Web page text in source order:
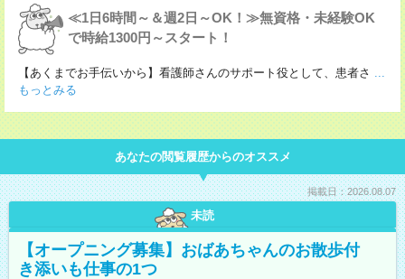
≪1日6時間～＆週2日～OK！≫無資格・未経験OK
で時給1300円～スタート！
【あくまでお手伝いから】看護師さんのサポート役として、患者さ ...
もっとみる
あなたの閲覧履歴からのオススメ
掲載日：2026.08.07
未読
【オープニング募集】おばあちゃんのお散歩付
き添いも仕事の1つ